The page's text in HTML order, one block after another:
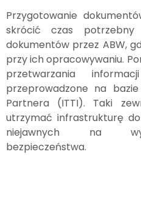
Przygotowanie
skrócić czas
dokumentów przez ABW,
przy ich opracowywaniu.
przetwarzania
przeprowadzone na
Partnera (ITTI). Taki
utrzymać infrastrukturę
niejawnych na
bezpieczeństwa.